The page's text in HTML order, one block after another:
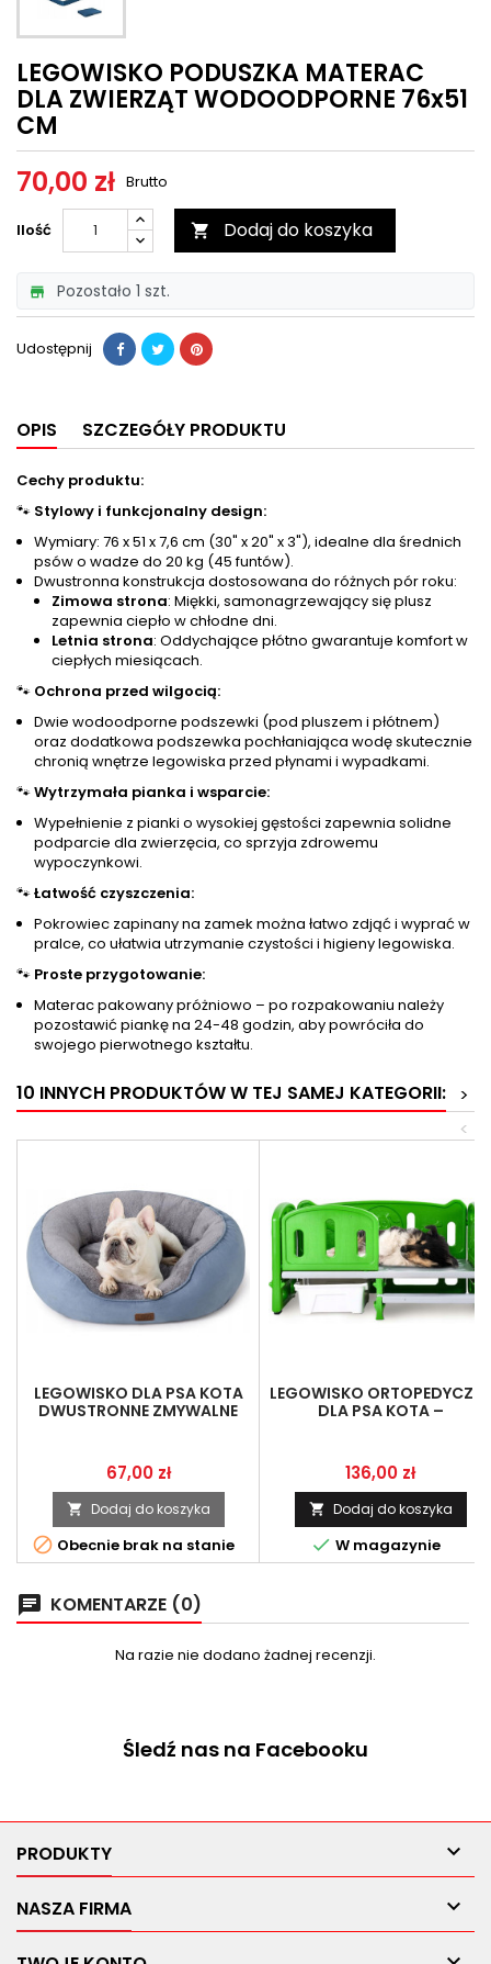
LEGOWISKO PODUSZKA MATERAC
DLA ZWIERZĄT WODOODPORNE 76x51
CM
70,00 zł Brutto
Ilość  Dodaj do koszyka
 Pozostało 1 szt.
Udostępnij
OPIS SZCZEGÓŁY PRODUKTU
Cechy produktu:
🐾 Stylowy i funkcjonalny design:
Wymiary: 76 x 51 x 7,6 cm (30" x 20" x 3"), idealne dla średnich
psów o wadze do 20 kg (45 funtów).
Dwustronna konstrukcja dostosowana do różnych pór roku:
Zimowa strona: Miękki, samonagrzewający się plusz
zapewnia ciepło w chłodne dni.
Letnia strona: Oddychające płótno gwarantuje komfort w
ciepłych miesiącach.
🐾 Ochrona przed wilgocią:
Dwie wodoodporne podszewki (pod pluszem i płótnem)
oraz dodatkowa podszewka pochłaniająca wodę skutecznie
chronią wnętrze legowiska przed płynami i wypadkami.
🐾Wytrzymała pianka i wsparcie:
Wypełnienie z pianki o wysokiej gęstości zapewnia solidne
podparcie dla zwierzęcia, co sprzyja zdrowemu
wypoczynkowi.
🐾Łatwość czyszczenia:
Pokrowiec zapinany na zamek można łatwo zdjąć i wyprać w
pralce, co ułatwia utrzymanie czystości i higieny legowiska.
🐾 Proste przygotowanie:
Materac pakowany próżniowo – po rozpakowaniu należy
pozostawić piankę na 24-48 godzin, aby powróciła do
swojego pierwotnego kształtu.
10 INNYCH PRODUKTÓW W TEJ SAMEJ KATEGORII: >
<
LEGOWISKO DLA PSA KOTA
DWUSTRONNE ZMYWALNE
Cena
67,00 zł
 Dodaj do koszyka
 Obecnie brak na stanie
LEGOWISKO ORTOPEDYCZNE
DLA PSA KOTA –
Cena
136,00 zł
 Dodaj do koszyka
 W magazynie
chat KOMENTARZE (0)
Na razie nie dodano żadnej recenzji.
Śledź nas na Facebooku
PRODUKTY 
NASZA FIRMA 